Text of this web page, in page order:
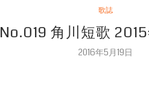
歌誌
No.019 角川短歌
2016年5月19日